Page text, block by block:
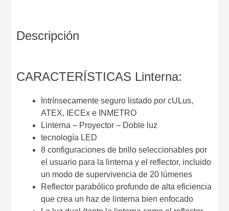
Descripción
CARACTERÍSTICAS Linterna:
Intrínsecamente seguro listado por cULus,
ATEX, IECEx e INMETRO
Linterna – Proyector – Doble luz
tecnología LED
8 configuraciones de brillo seleccionables por
el usuario para la linterna y el reflector, incluido
un modo de supervivencia de 20 lúmenes
Reflector parabólico profundo de alta eficiencia
que crea un haz de linterna bien enfocado